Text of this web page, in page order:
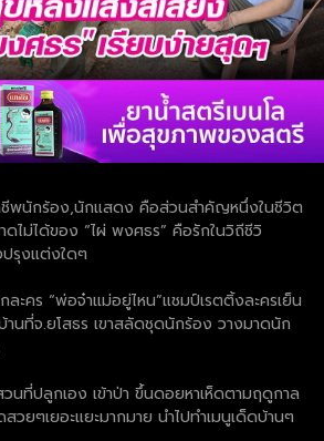
ชีพนักร้อง,นักแสดง คือส่วนสำคัญหนึ่งในชีวิต
ไม่ได้ของ “ไผ่ พงศธร” คือรักในวิถีชีวิ
รุงแต่งใดๆ
ะคร “พ่อจ๋าแม่อยู่ไหน”แชมป์เรตติ้งละครเย็น
านที่จ.ยโสธร เขาสลัดชุดนักร้อง วางมาดนัก
นที่ปลูกเอง เข้าป่า ขึ้นดอยหาเห็ดตามฤดูกาล
วยๆเยอะแยะมากมาย นำไปทำเมนูเด็ดบ้านๆ